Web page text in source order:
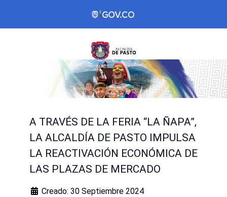
A TRAVÉS DE LA FERIA “LA ÑAPA”,
LA ALCALDÍA DE PASTO IMPULSA
LA REACTIVACIÓN ECONÓMICA DE
LAS PLAZAS DE MERCADO
Creado: 30 Septiembre 2024